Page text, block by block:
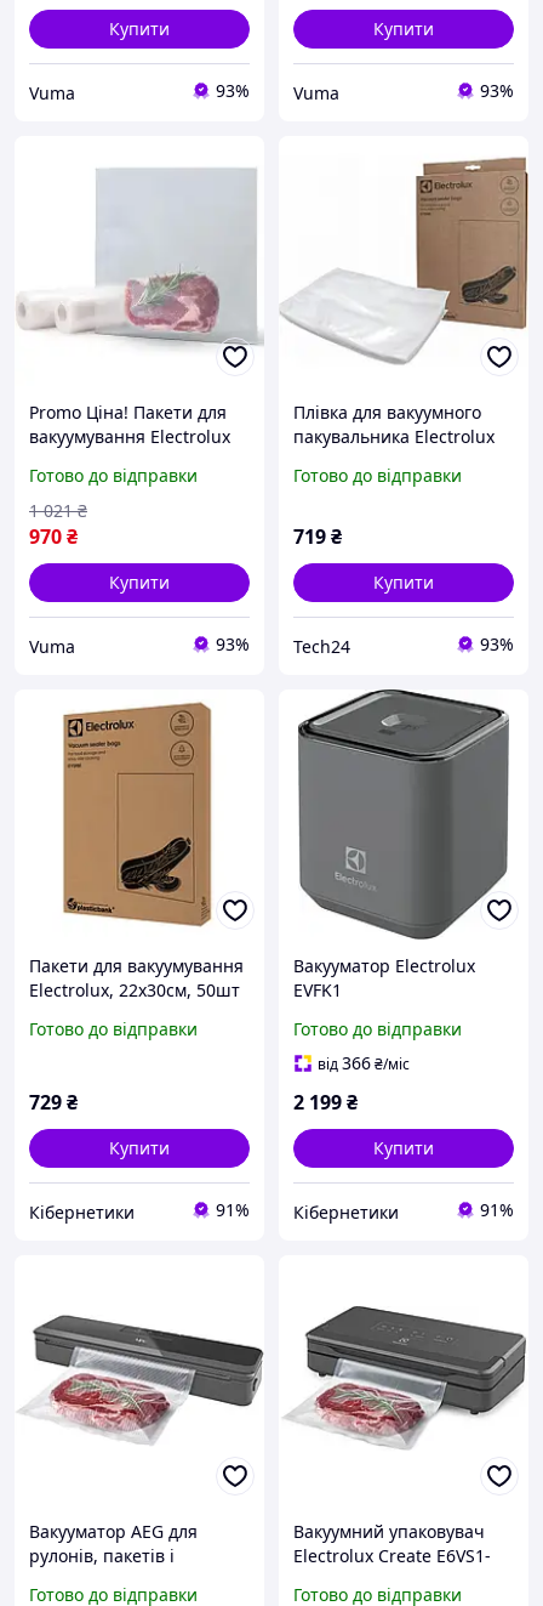
Купити
Vuma 93%
Купити
Vuma 93%
Promo Ціна! Пакети для
вакуумування Electrolux
ZaGrosh.com.ua
Готово до відправки
970₴
1 021 ₴
Купити
Vuma 93%
Плівка для вакуумного
пакувальника Electrolux
Готово до відправки
719₴
Купити
Tech24 93%
Пакети для вакуумування
Electrolux, 22х30см, 50шт
Готово до відправки
729₴
Купити
Кібернетики 91%
Вакууматор Electrolux
EVFK1
Готово до відправки
від366₴/міс
2 199₴
Купити
Кібернетики 91%
Вакууматор AEG для
рулонів, пакетів і
Готово до відправки
Вакуумний упаковувач
Electrolux Create E6VS1-
Готово до відправки